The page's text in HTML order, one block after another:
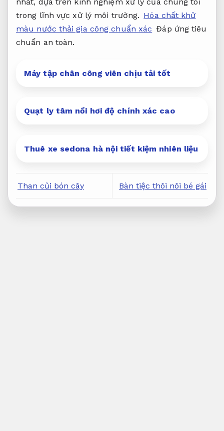
trong lĩnh vực xử lý môi trường. Hóa chất khử
màu nước thải gia công chuẩn xác Đáp ứng tiêu
chuẩn an toàn.
Máy tập chân công viên chịu tải tốt
Quạt ly tâm nồi hơi độ chính xác cao
Thuê xe sedona hà nội tiết kiệm nhiên liệu
Than củi bón cây Bàn tiệc thôi nôi bé gái